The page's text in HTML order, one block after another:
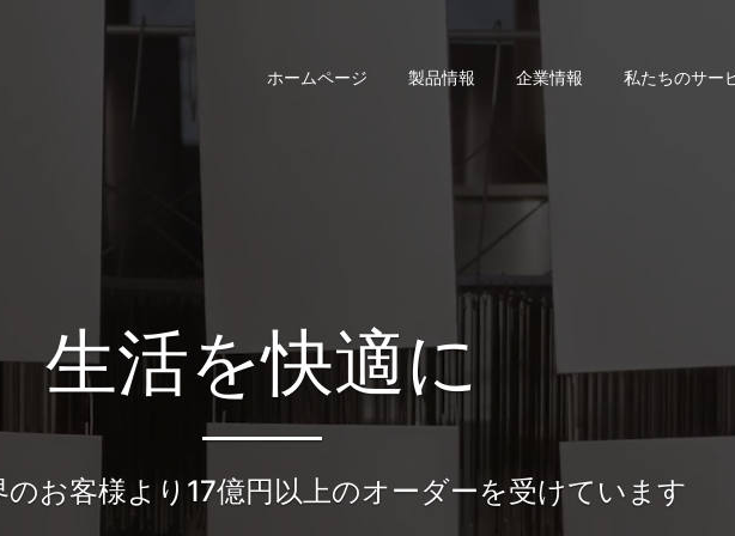
ホームページ
製品情報 企業情報 私たちのサー
生活を快適に
のお客様より17億円以上のオーダーを受けています